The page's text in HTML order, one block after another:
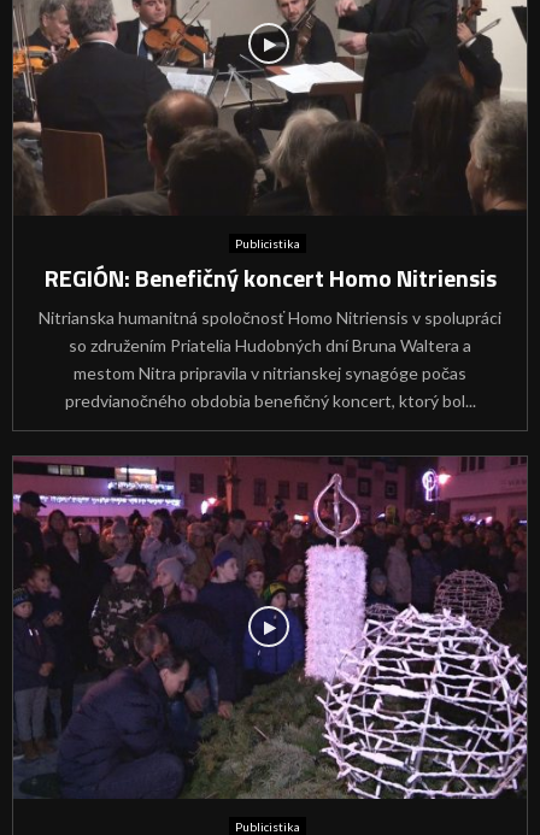
Publicistika
REGIÓN: Benefičný koncert Homo Nitriensis
Nitrianska humanitná spoločnosť Homo Nitriensis v spolupráci
so združením Priatelia Hudobných dní Bruna Waltera a
mestom Nitra pripravila v nitrianskej synagóge počas
predvianočného obdobia benefičný koncert, ktorý bol...
Publicistika